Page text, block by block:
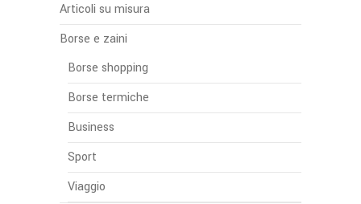
Articoli su misura
Borse e zaini
Borse shopping
Borse termiche
Business
Sport
Viaggio